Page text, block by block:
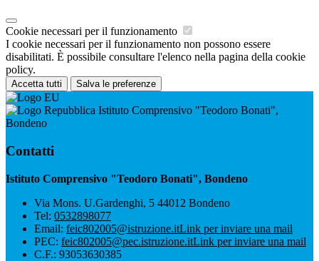
Cookie necessari per il funzionamento
I cookie necessari per il funzionamento non possono essere
disabilitati. È possibile consultare l'elenco nella pagina della cookie
policy.
Accetta tutti Salva le preferenze
Istituto Comprensivo "Teodoro Bonati",
Bondeno
Contatti
Istituto Comprensivo "Teodoro Bonati", Bondeno
Via Mons. U.Gardenghi, 5 44012 Bondeno
Tel: 0532898077
Email: feic802005@istruzione.itLink per inviare una mail
PEC: feic802005@pec.istruzione.itLink per inviare una mail
C.F.: 93053630385